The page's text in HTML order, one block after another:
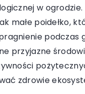
w
małe poidełko,
podczas
przyjazne
zdrowie